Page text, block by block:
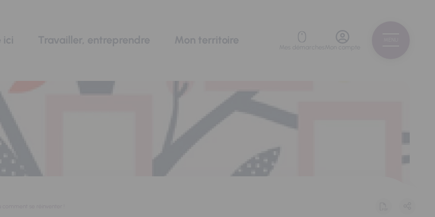
ici Travailler, entreprendre Mon territoire
Mes démarches Mon compte